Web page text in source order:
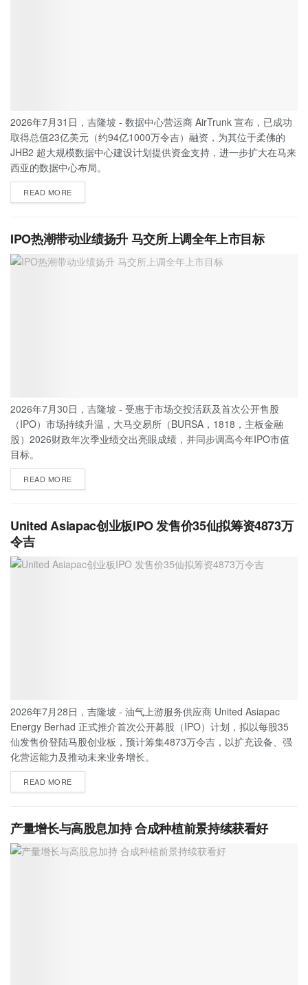
2026年7月31日，吉隆坡 - 数据中心营运商 AirTrunk 宣布，已成功
取得总值23亿美元（约94亿1000万令吉）融资，为其位于柔佛的
JHB2 超大规模数据中心建设计划提供资金支持，进一步扩大在马来
西亚的数据中心布局。
READ MORE
IPO热潮带动业绩扬升 马交所上调全年上市目标
2026年7月30日，吉隆坡 - 受惠于市场交投活跃及首次公开售股
（IPO）市场持续升温，大马交易所（BURSA，1818，主板金融
股）2026财政年次季业绩交出亮眼成绩，并同步调高今年IPO市值
目标。
READ MORE
United Asiapac创业板IPO 发售价35仙拟筹资4873万
令吉
2026年7月28日，吉隆坡 - 油气上游服务供应商 United Asiapac
Energy Berhad 正式推介首次公开募股（IPO）计划，拟以每股35
仙发售价登陆马股创业板，预计筹集4873万令吉，以扩充设备、强
化营运能力及推动未来业务增长。
READ MORE
产量增长与高股息加持 合成种植前景持续获看好